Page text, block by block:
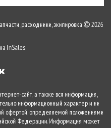
расходники, экипировка 2026
InSales
сайт, а также вся информация,
информационный характер и ни
офертой, определяемой положениями
Федерации. Информация может